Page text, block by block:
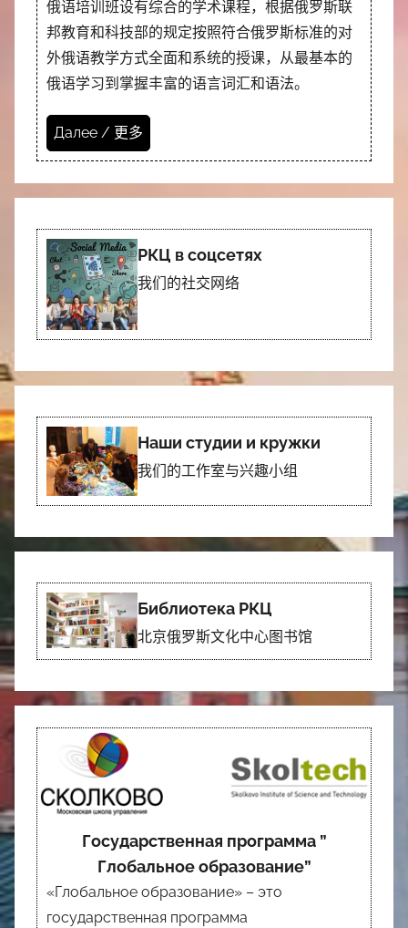
俄语培训班设有综合的学术课程，根据俄罗斯联
邦教育和科技部的规定按照符合俄罗斯标准的对
外俄语教学方式全面和系统的授课，从最基本的
俄语学习到掌握丰富的语言词汇和语法。
Далее / 更多
РКЦ в соцсетях
我们的社交网络
Наши студии и кружки
我们的工作室与兴趣小组
Библиотека РКЦ
北京俄罗斯文化中心图书馆
Государственная программа ”
Глобальное образование”
«Глобальное образование» – это
государственная программа